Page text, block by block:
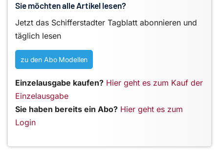
Sie möchten alle Artikel lesen?
Jetzt das Schifferstadter Tagblatt abonnieren und
täglich lesen
zu den Abo Modellen
Einzelausgabe kaufen? Hier geht es zum Kauf der
Einzelausgabe
Sie haben bereits ein Abo? Hier geht es zum
Login